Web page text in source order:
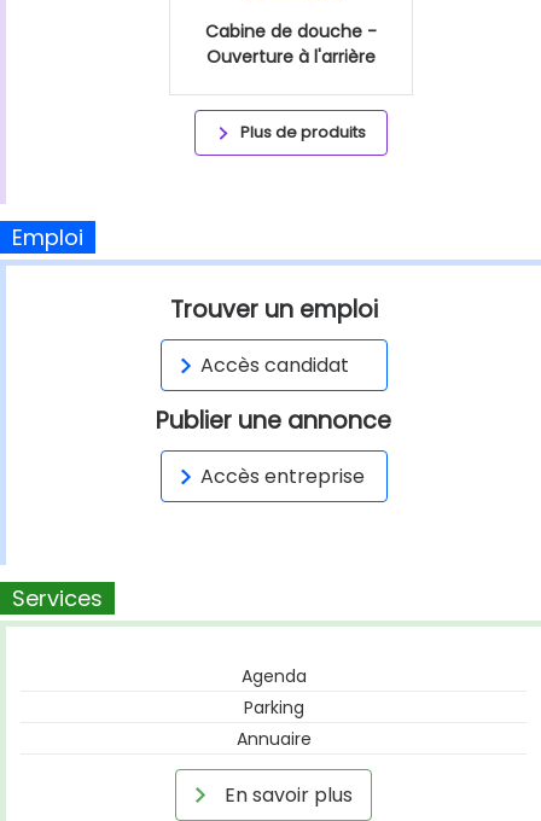
Cabine de douche -
Ouverture à l'arrière
Plus de produits
Emploi
Trouver un emploi
Accès candidat
Publier une annonce
Accès entreprise
Services
Agenda
Parking
Annuaire
En savoir plus